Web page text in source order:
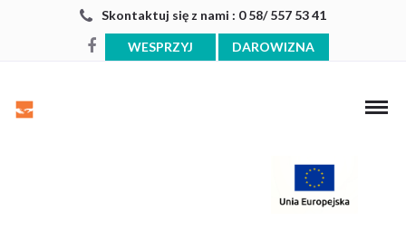
Skontaktuj się z nami : 0 58/ 557 53 41
WESPRZYJ DAROWIZNA